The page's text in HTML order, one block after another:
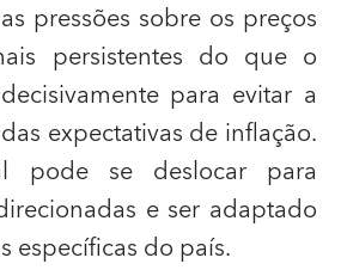
pressões sobre os preços
persistentes do que o
para evitar a
expectativas de inflação.
pode se deslocar para
e ser adaptado
específicas do país.